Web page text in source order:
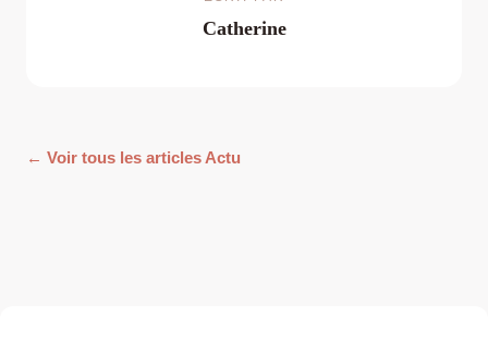
Catherine
← Voir tous les articles Actu